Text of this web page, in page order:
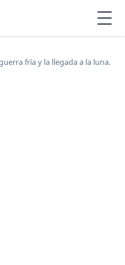
fría y la llegada a la luna.